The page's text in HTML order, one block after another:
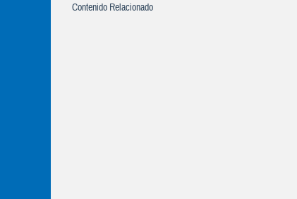
Contenido Relacionado